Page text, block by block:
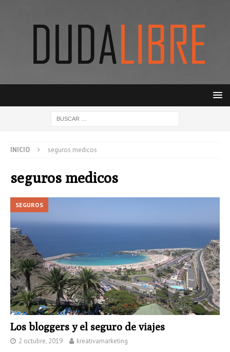
INICIO seguros medicos
seguros medicos
SEGUROS
Los bloggers y el seguro de viajes
2 octubre, 2019 kreativamarketing